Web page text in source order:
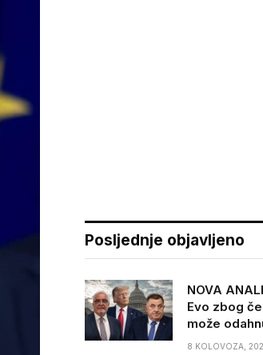
Posljednje objavljeno
NOVA
Evo zbog
može
8 KOLOVOZA,